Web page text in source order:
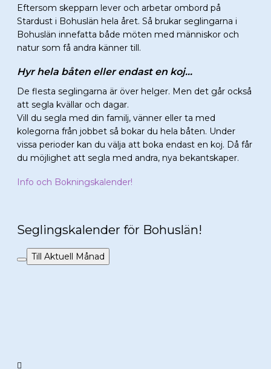
Eftersom skepparn lever och arbetar ombord på
Stardust i Bohuslän hela året. Så brukar seglingarna i
Bohuslän innefatta både möten med människor och
natur som få andra känner till.
Hyr hela båten eller endast en koj…
De flesta seglingarna är över helger. Men det går också
att segla kvällar och dagar.
Vill du segla med din familj, vänner eller ta med
kolegorna från jobbet så bokar du hela båten. Under
vissa perioder kan du välja att boka endast en koj. Då får
du möjlighet att segla med andra, nya bekantskaper.
Info och Bokningskalender!
Seglingskalender för Bohuslän!
Till Aktuell Månad